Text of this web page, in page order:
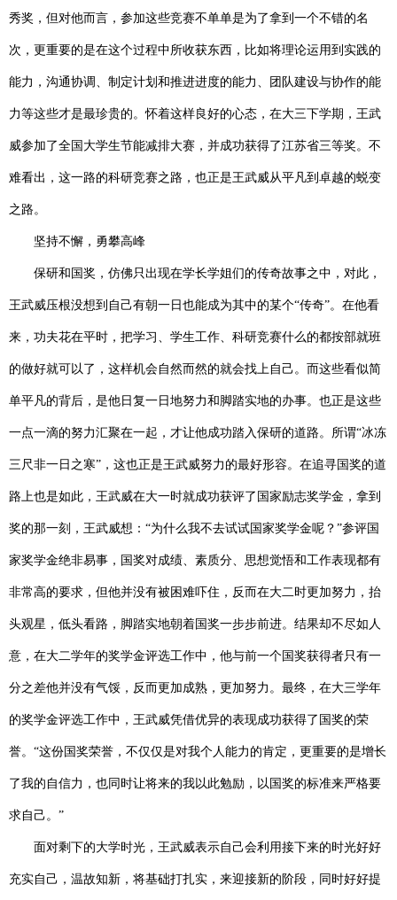
秀奖，但对他而言，参加这些竞赛不单单是为了拿到一个不错的名
次，更重要的是在这个过程中所收获东西，比如将理论运用到实践的
能力，沟通协调、制定计划和推进进度的能力、团队建设与协作的能
力等这些才是最珍贵的。怀着这样良好的心态，在大三下学期 ，王武
威参加了全国大学生节能减排大赛 ，并成功获得了江苏省三等奖。不
难看出，这一路的科研竞赛之路，也正是王武威从平凡到卓越的蜕变
之路。
坚持不懈，勇攀高峰
保研和国奖，仿佛只出现在学长学姐们的传奇故事之中，对此，
王武威压根没想到自己有朝一日也能成为其中的某个“传奇”。在他看
来，功夫花在平时，把学习、学生工作、科研竞赛什么的都按部就班
的做好就可以了，这样机会自然而然的就会找上自己。而这些看似简
单平凡的背后，是他 日复一日 地努力和 脚踏实地的办事。 也正是这些
一点一滴的努力汇聚在一起，才让他成功踏入保研的道路。所谓“冰冻
三尺非一日之寒”，这也正是王武威努力的最好形容。在追寻国奖的道
路上也是如此，王武威在大一时就成功获评了 国家励志奖学金，拿到
奖的那一刻，王武威想： “为什么我不去试试国家奖学金呢 ？ ”参评国
家奖学金绝非易事， 国奖对成绩、素质分 、思想觉悟和工作表现都有
非常高的要求，但他并没有被困难吓住 ，反而在大二时更加努力， 抬
头观星，低头看路，脚踏实地朝着国奖一步步前进。结果却不尽如人
意， 在大二学年的奖学金评选工作中，他与前一个国奖获得者只有一
分之差他并没有气馁 ，反而更加成熟，更加努力。最终， 在大三学年
的奖学金评选工作中， 王武威凭借优异的表现成功获得了国奖的荣
誉。 “这份国奖荣誉，不仅仅是对我个人能力的肯定，更重要的是增长
了我的自信力，也同时让将来的我以此勉励，以国奖的标准来严格要
求自己。”
面对剩下的大学时光，王武威表示自己会利用接下来的时光好好
充实自己， 温故知新 ，将基础打扎实，来迎接新的阶段，同时好好提